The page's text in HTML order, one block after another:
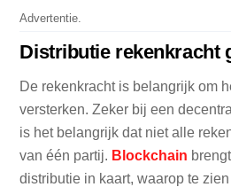
Advertentie.
Distributie rekenkracht
De rekenkracht is belangrijk om
versterken. Zeker bij een
is het belangrijk dat niet alle
van één partij. Blockchain
distributie in kaart, waarop te